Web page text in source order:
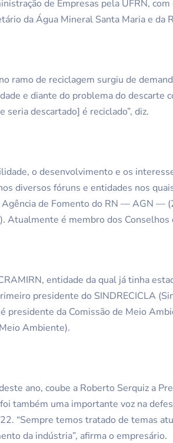
de Empresas pela UFRN,
da Água Mineral Santa Maria e da
ramo de reciclagem surgiu de
e diante do problema do
seria descartado] é reciclado”, diz.
o desenvolvimento e os
diversos fóruns e entidades nos
Agência de Fomento do RN — AGN
Atualmente é membro dos Conselhos
entidade da qual já tinha
presidente do SINDRECICLA
presidente da Comissão de Meio
Ambiente).
ano, coube a Roberto Serquiz a
também uma importante voz na
“Sempre temos tratado de temas
da indústria”, afirma o empresário.